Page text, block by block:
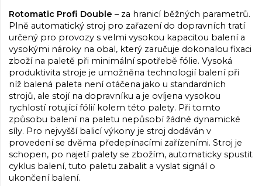
Rotomatic Profi Double – za hranicí běžných parametrů.
Plně automatický stroj pro zařazení do dopravních tratí
určený pro provozy s velmi vysokou kapacitou balení a
vysokými nároky na obal, který zaručuje dokonalou fixaci
zboží na paletě při minimální spotřebě fólie. Vysoká
produktivita stroje je umožněna technologií balení při
níž balená paleta není otáčena jako u standardních
strojů, ale stojí na dopravníku a je ovíjena vysokou
rychlostí rotující fólií kolem této palety. Při tomto
způsobu balení na paletu nepůsobí žádné dynamické
síly. Pro nejvyšší balicí výkony je stroj dodáván v
provedení se dvěma předepínacími zařízeními. Stroj je
schopen, po najetí palety se zbožím, automaticky spustit
cyklus balení, tuto paletu zabalit a vyslat signál o
ukončení balení.